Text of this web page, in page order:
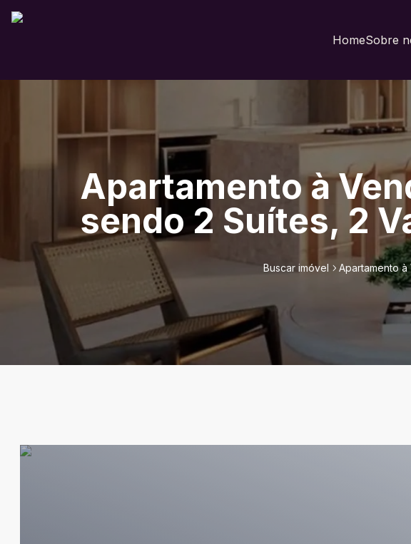
HomeSobre
Apartamento à
sendo 2 Suítes, 2
Buscar imóvel Apartamento à